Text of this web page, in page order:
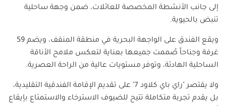
إلى جانب الأنشطة المخصصة للعائلات، ضمن وجهة ساحلية
تنبض بالحيوية.
ويقع الفندق على الواجهة البحرية في منطقة المنقف، ويضم 59
غرفة وجناحاً صُممت جميعها بعناية لتعكس ملامح الأناقة
الساحلية الهادئة، وتوفر مستويات عالية من الراحة العصرية.
ولا يقتصر "راي باي كلاود 7" على تقديم الإقامة الفندقية التقليدية،
بل يقدم تجربة متكاملة تتيح للضيوف الاسترخاء والاستمتاع بإيقاع